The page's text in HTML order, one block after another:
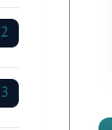
2
3